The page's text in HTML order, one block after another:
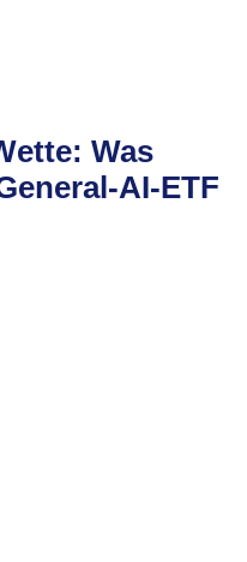
Was
AI-ETF